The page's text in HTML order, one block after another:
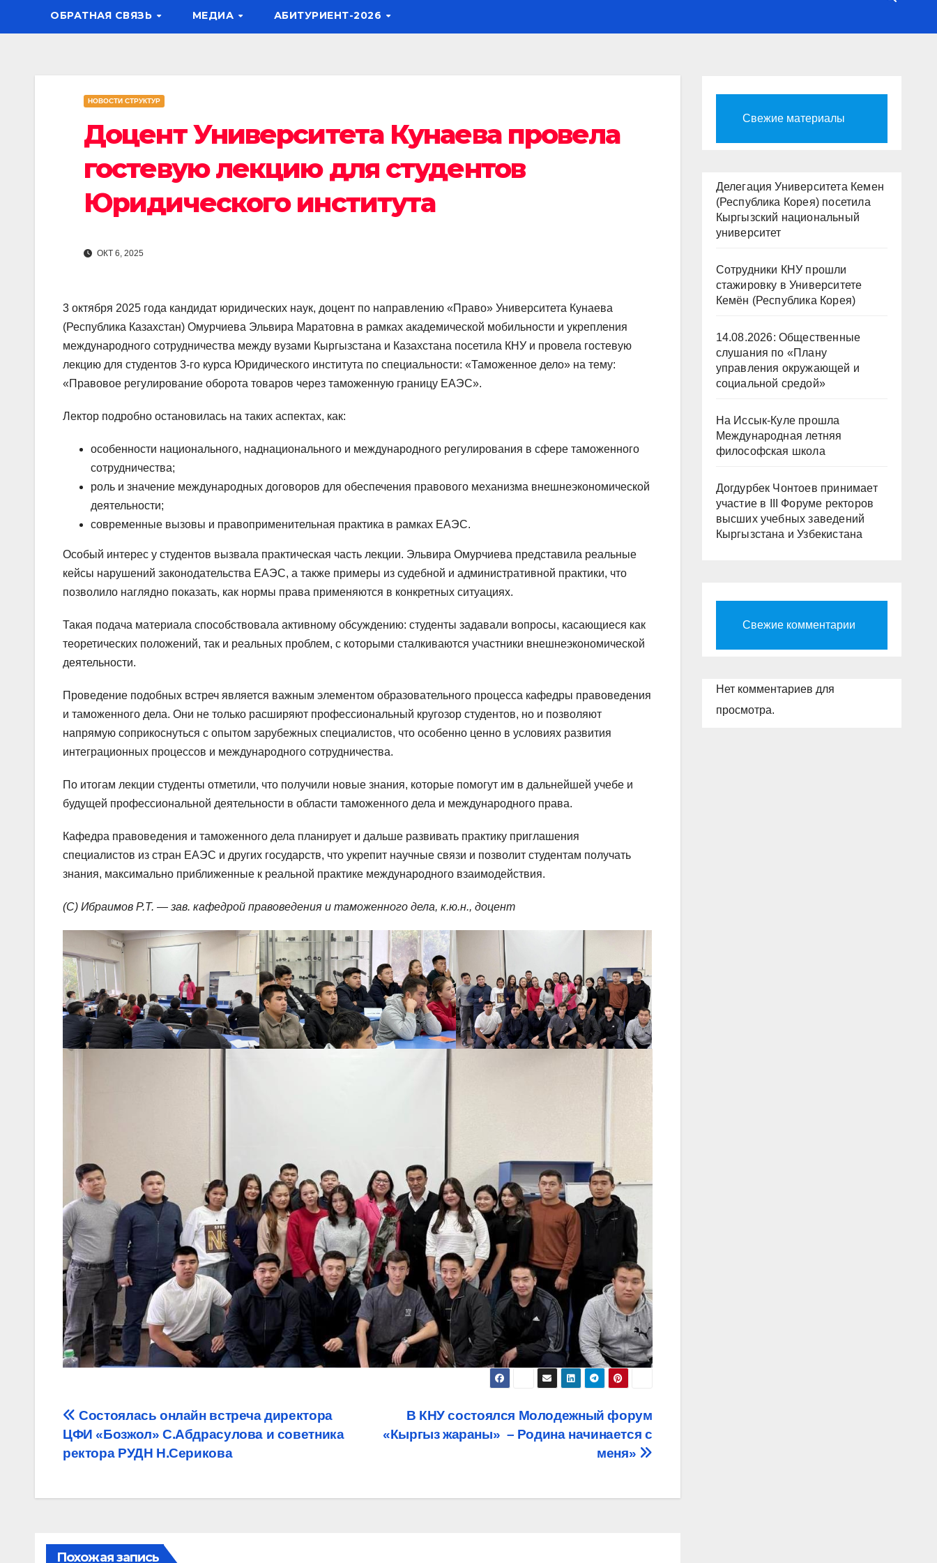
ОБРАТНАЯ СВЯЗЬ МЕДИА АБИТУРИЕНТ-2026
НОВОСТИ СТРУКТУР
Доцент Университета Кунаева провела
гостевую лекцию для студентов
Юридического института
ОКТ 6, 2025
3 октября 2025 года кандидат юридических наук, доцент по направлению «Право» Университета Кунаева
(Республика Казахстан) Омурчиева Эльвира Маратовна в рамках академической мобильности и укрепления
международного сотрудничества между вузами Кыргызстана и Казахстана посетила КНУ и провела гостевую
лекцию для студентов 3-го курса Юридического института по специальности: «Таможенное дело» на тему:
«Правовое регулирование оборота товаров через таможенную границу ЕАЭС».
Лектор подробно остановилась на таких аспектах, как:
особенности национального, наднационального и международного регулирования в сфере таможенного
сотрудничества;
роль и значение международных договоров для обеспечения правового механизма внешнеэкономической
деятельности;
современные вызовы и правоприменительная практика в рамках ЕАЭС.
Особый интерес у студентов вызвала практическая часть лекции. Эльвира Омурчиева представила реальные
кейсы нарушений законодательства ЕАЭС, а также примеры из судебной и административной практики, что
позволило наглядно показать, как нормы права применяются в конкретных ситуациях.
Такая подача материала способствовала активному обсуждению: студенты задавали вопросы, касающиеся как
теоретических положений, так и реальных проблем, с которыми сталкиваются участники внешнеэкономической
деятельности.
Проведение подобных встреч является важным элементом образовательного процесса кафедры правоведения
и таможенного дела. Они не только расширяют профессиональный кругозор студентов, но и позволяют
напрямую соприкоснуться с опытом зарубежных специалистов, что особенно ценно в условиях развития
интеграционных процессов и международного сотрудничества.
По итогам лекции студенты отметили, что получили новые знания, которые помогут им в дальнейшей учебе и
будущей профессиональной деятельности в области таможенного дела и международного права.
Кафедра правоведения и таможенного дела планирует и дальше развивать практику приглашения
специалистов из стран ЕАЭС и других государств, что укрепит научные связи и позволит студентам получать
знания, максимально приближенные к реальной практике международного взаимодействия.
(С) Ибраимов Р.Т. — зав. кафедрой правоведения и таможенного дела, к.ю.н., доцент
Навигация
по
В КНУ состоялся Молодежный форум
«Кыргыз жараны» – Родина начинается с
меня»
Состоялась онлайн встреча директора
ЦФИ «Бозжол» С.Абдрасулова и советника
ректора РУДН Н.Серикова
Похожая запись
Свежие материалы
Делегация Университета Кемен
(Республика Корея) посетила
Кыргызский национальный
университет
Сотрудники КНУ прошли
стажировку в Университете
Кемён (Республика Корея)
14.08.2026: Общественные
слушания по «Плану
управления окружающей и
социальной средой»
На Иссык-Куле прошла
Международная летняя
философская школа
Догдурбек Чонтоев принимает
участие в III Форуме ректоров
высших учебных заведений
Кыргызстана и Узбекистана
Свежие комментарии
Нет комментариев для
просмотра.